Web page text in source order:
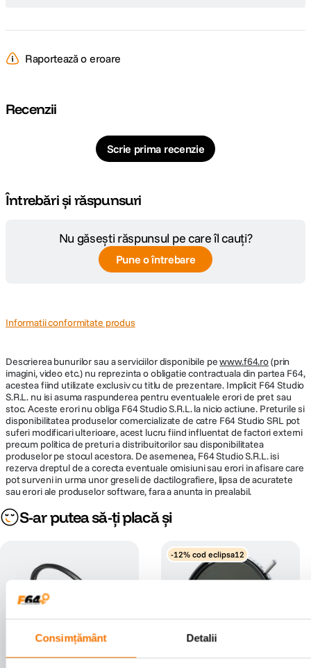
Consimțământ Detalii
Raportează o eroare
Recenzii
Scrie prima recenzie
Întrebări și răspunsuri
Nu găsești răspunsul pe care îl cauți?
Pune o întrebare
Informatii conformitate produs
Descrierea bunurilor sau a serviciilor disponibile pewww.f64.ro(prin
imagini, video etc.) nu reprezinta o obligatie contractuala din partea F64,
acestea fiind utilizate exclusiv cu titlu de prezentare. Implicit F64 Studio
S.R.L. nu isi asuma raspunderea pentru eventualele erori de pret sau
stoc. Aceste erori nu obliga F64 Studio S.R.L. la nicio actiune. Preturile si
disponibilitatea produselor comercializate de catre F64 Studio SRL pot
suferi modificari ulterioare, acest lucru fiind influentat de factori externi
precum politica de preturi a distribuitorilor sau disponibilitatea
produselor pe stocul acestora. De asemenea, F64 Studio S.R.L. isi
rezerva dreptul de a corecta eventuale omisiuni sau erori in afisare care
pot surveni in urma unor greseli de dactilografiere, lipsa de acuratete
sau erori ale produselor software, fara a anunta in prealabil.
S-ar putea să-ți placă și
-12% cod eclipsa12